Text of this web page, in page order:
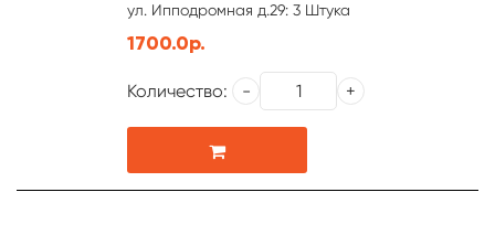
ул. Ипподромная д.29: 3 Штука
1700.0р.
Количество: